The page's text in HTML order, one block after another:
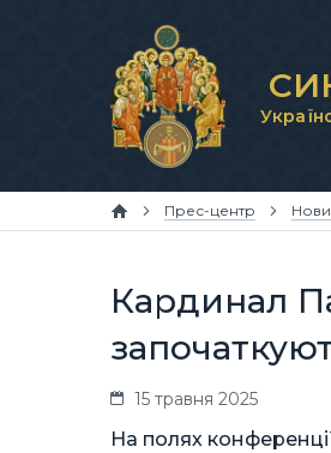
Прес-центр
Кардинал
15 травня 2025
На полях